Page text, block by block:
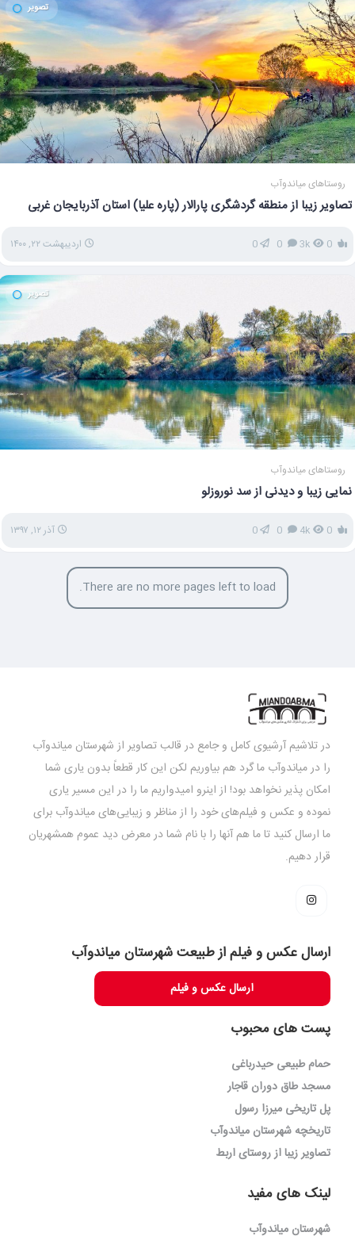
تصویر
روستاهای میاندوآب
تصاویر زیبا از منطقه گردشگری پارالار (پاره علیا) استان آذربایجان غربی
3k
0 اردیبهشت ۲۲, ۱۴۰۰
تصویر
روستاهای میاندوآب
نمایی زیبا و دیدنی از سد نوروزلو
4k
0 آذر ۱۲, ۱۳۹۷
There are no more pages left to load.
در تلاشیم آرشیوی کامل و جامع در قالب تصاویر از شهرستان میاندوآب
را در میاندوآب ما گرد هم بیاوریم لکن این کار قطعاً بدون یاری شما
امکان پذیر نخواهد بود! از اینرو امیدواریم ما را در این مسیر یاری
نموده و عکس و فیلم‌های خود را از مناظر و زیبایی‌های میاندوآب برای
ما ارسال کنید تا ما هم آنها را با نام شما در معرض دید عموم همشهریان
قرار دهیم.
ارسال عکس و فیلم از طبیعت شهرستان میاندوآب
ارسال عکس و فیلم
پست های محبوب
حمام طبیعی حیدرباغی
مسجد طاق دوران قاجار
پل تاریخی میرزا رسول
تاریخچه شهرستان میاندوآب
تصاویر زیبا از روستای اربط
لینک های مفید
شهرستان میاندوآب